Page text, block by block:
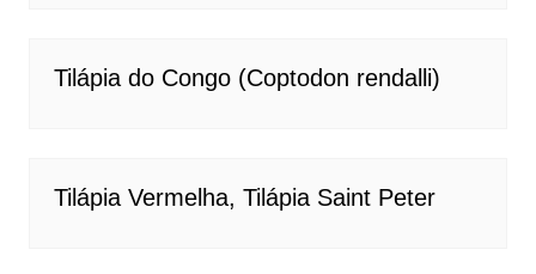
Tilápia do Congo (Coptodon rendalli)
Tilápia Vermelha, Tilápia Saint Peter